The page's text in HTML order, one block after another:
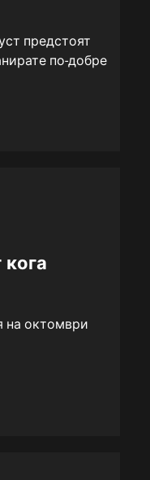
предстоят
по-добре
на октомври